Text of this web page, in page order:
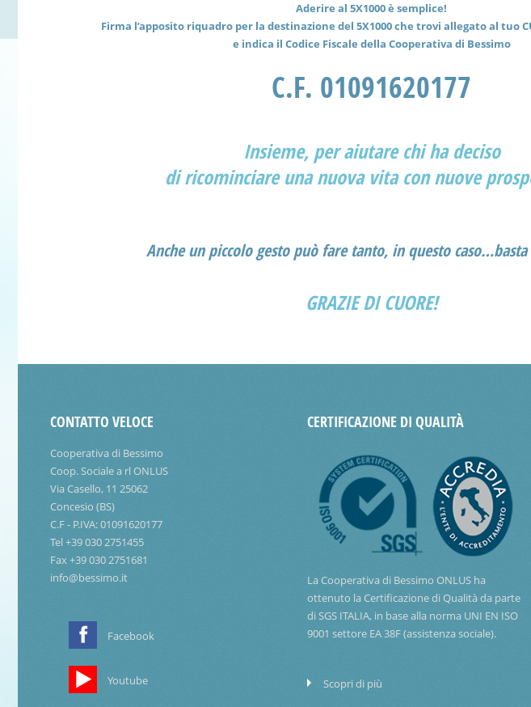
Aderire al 5X1000 è semplice!
Firma l’apposito riquadro per la destinazione del 5X1000 che trovi allegato al tuo
e indica il Codice Fiscale della Cooperativa di Bessimo
C.F. 01091620177
Insieme, per aiutarechi ha deciso
di ricominciare una nuova vita con nuove
Anche un piccolo gesto può fare tanto, in questo
GRAZIE DI CUORE!
CONTATTO VELOCE
Cooperativa di Bessimo
Coop. Sociale a rl ONLUS
Via Casello, 11 25062
Concesio (BS)
C.F - P.IVA: 01091620177
Tel +39 030 2751455
Fax +39 030 2751681
info@bessimo.it
Facebook
Youtube
CERTIFICAZIONE DI QUALITÀ
La Cooperativa di Bessimo ONLUS ha
ottenuto la Certificazione di Qualità da parte
di SGS ITALIA, in base alla norma UNI EN ISO
9001 settore EA 38F (assistenza sociale).
Scopri di più